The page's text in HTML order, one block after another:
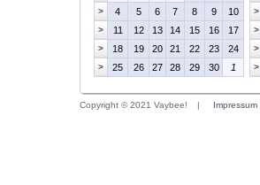
> 4 5 6 7 8 9 10
> 11 12 13 14 15 16 17
> 18 19 20 21 22 23 24
> 25 26 27 28 29 30 1
>
>
>
>
Copyright © 2021 Vaybee! | Impressum